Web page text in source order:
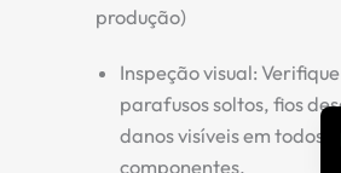
produção)
Inspeção visual:
parafusos soltos, fios
danos visíveis em todos
componentes.